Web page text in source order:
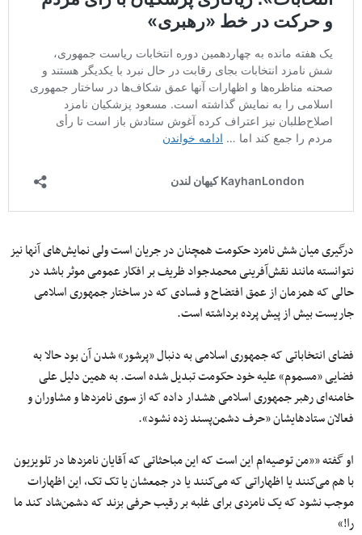
درگیری میان شش نامزد حکومت همچنان در جریان است ولی نمایش‌های آنها نیز
نتوانسته مانند نقش‌آفرینی محمدجواد ظریف بر افکار عمومی موثر باشد در
حالی که همزمان از عمق افتضاح و فسادی که در ساختار جمهوری اسلامی
جاریست بیش از پیش پرده برداشته است.
فضای انتخاباتی که جمهوری اسلامی به دنبال «پرشور» شدن آن بود حالا به
فضایی «مسموم» علیه خود حکومت تبدیل شده است. به همین دلیل علی
خامنه‌ای رهبر جمهوری اسلامی هشدار داده که از سوی نامزدها و مشاوران و
فعالان ستادهایشان «حرف دشمن‌پسند زده نشود».
او گفته ««من توصیه‌ام این است که این مباحثاتی که آقایان نامزدها در تلویزیون
با هم می‌کنند یا اظهاراتی که می‌کنند یا در جمعشان یا تک تک، این اظهارات
موجب نشود که یک نامزدی برای غلبه بر رقیب حرفی بزند که دشمن‌شاد کند ما
را!»